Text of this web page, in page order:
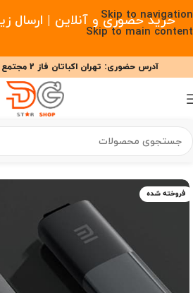
Skip to navigation
Skip to main content
خرید حضوری و آنلاین | ارسال زیر 2 ساعت در
09377477910 - 09127708341 علیزاده
آدرس حضوری: تهران اکباتان فاز 2 مجتمع تجاری مگامال طبقه G2
خانه/صوت و تصویر/TV باکس
فروخته شده